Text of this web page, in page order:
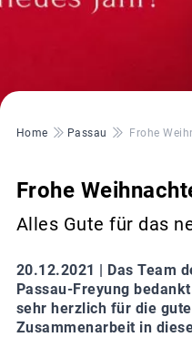
Pfadnavigation
Home Passau Frohe
Frohe
Alles Gute für das
20.12.2021 | Das Team
Passau-Freyung
sehr herzlich für die
Zusammenarbeit in